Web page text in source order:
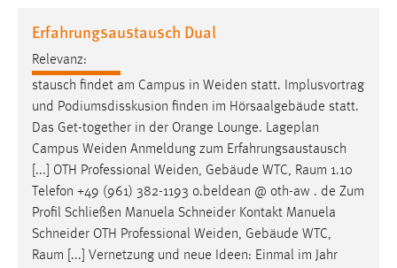
Erfahrungsaustausch Dual
Relevanz:
stausch findet am Campus in Weiden statt. Implusvortrag
und Podiumsdisskusion finden im Hörsaalgebäude statt.
Das Get-together in der Orange Lounge. Lageplan
Campus Weiden Anmeldung zum Erfahrungsaustausch
[...] OTH Professional Weiden, Gebäude WTC, Raum 1.10
Telefon +49 (961) 382-1193 o.beldean @ oth-aw . de Zum
Profil Schließen Manuela Schneider Kontakt Manuela
Schneider OTH Professional Weiden, Gebäude WTC,
Raum [...] Vernetzung und neue Ideen: Einmal im Jahr
Name:
staticfilecache
Zweck:
Für performante Seitenauslieferung wird in diesem Cookie
gespeichert, ob man eingeloggt ist.
Sprachpräferenz
Name:
site-language-preference